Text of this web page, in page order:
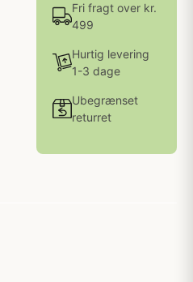
Fri fragt over kr.
499
Hurtig levering
1-3 dage
Ubegrænset
returret